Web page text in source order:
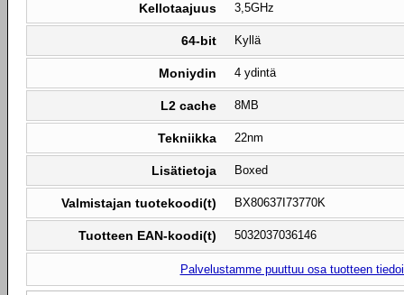
Kellotaajuus 3,5GHz
64-bit Kyllä
Moniydin 4 ydintä
L2 cache 8MB
Tekniikka 22nm
Lisätietoja Boxed
Valmistajan tuotekoodi(t) BX80637I73770K
Tuotteen EAN-koodi(t) 5032037036146
Palvelustamme puuttuu osa tuotteen